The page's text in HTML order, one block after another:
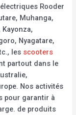
Rooder
Muhanga,
Nyagatare,
les scooters
partout dans le
Nos activités
pour garantir à
de produits